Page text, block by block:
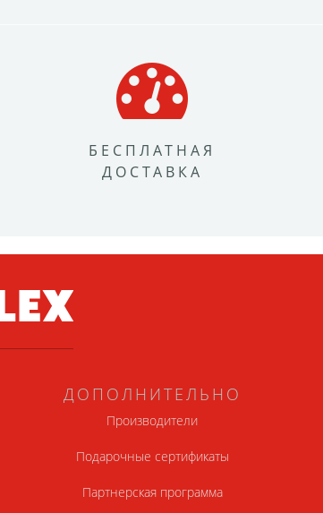
БЕСПЛАТНАЯ
ДОСТАВКА
ДОПОЛНИТЕЛЬНО
Производители
Подарочные сертификаты
Партнерская программа